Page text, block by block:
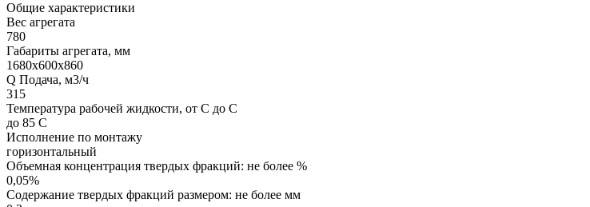
Общие характеристики
Вес агрегата
780
Габариты агрегата, мм
1680x600x860
Q Подача, м3/ч
315
Температура рабочей жидкости, от С до С
до 85 С
Исполнение по монтажу
горизонтальный
Объемная концентрация твердых фракций: не более %
0,05%
Содержание твердых фракций размером: не более мм